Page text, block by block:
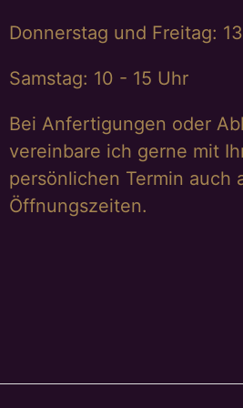
Donnerstag und Freitag:
Samstag: 10 - 15 Uhr
Bei Anfertigungen oder
vereinbare ich gerne mit
persönlichen Termin auch
Öffnungszeiten.